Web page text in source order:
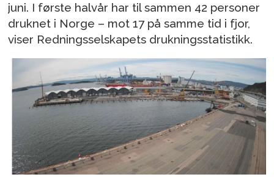
juni. I første halvår har til sammen 42 personer
druknet i Norge – mot 17 på samme tid i fjor,
viser Redningsselskapets drukningsstatistikk.